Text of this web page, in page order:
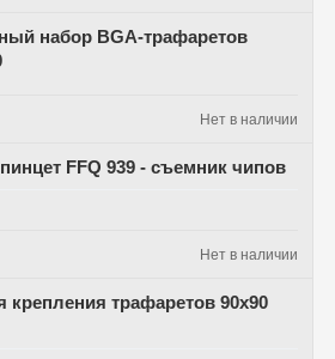
набор BGA-трафаретов
Нет в наличии
FFQ 939 - съемник чипов
Нет в наличии
крепления трафаретов 90x90